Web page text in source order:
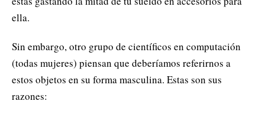
ella.
Sin embargo, otro grupo de científicos en computación
(todas mujeres) piensan que deberíamos referirnos a
estos objetos en su forma masculina. Estas son sus
razones: